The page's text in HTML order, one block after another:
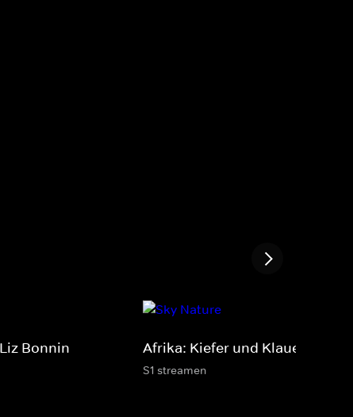
Bonnin Afrika: Kiefer und Klauen
S1 streamen